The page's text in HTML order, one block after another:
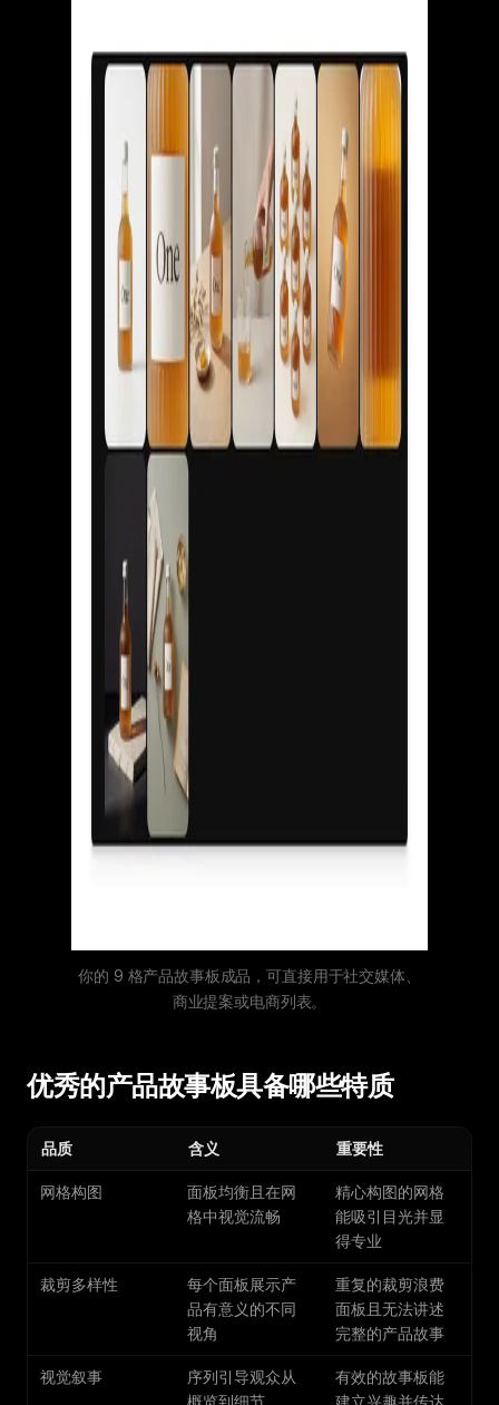
你的 9 格产品故事板成品，可直接用于社交媒体、
商业提案或电商列表。
优秀的产品故事板具备哪些特质
品质 含义 重要性
网格构图
面板均衡且在网
格中视觉流畅
精心构图的网格
能吸引目光并显
得专业
裁剪多样性
每个面板展示产
品有意义的不同
视角
重复的裁剪浪费
面板且无法讲述
完整的产品故事
视觉叙事
序列引导观众从
概览到细节
有效的故事板能
建立兴趣并传达